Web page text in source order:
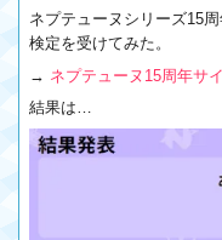
ネプテューヌシリーズ15
検定を受けてみた。
→ ネプテューヌ15周年サ
結果は…